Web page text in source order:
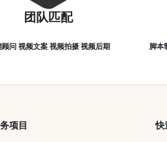
团队匹配
问 视频文案 视频拍摄 视频后期
脚本
项目 快